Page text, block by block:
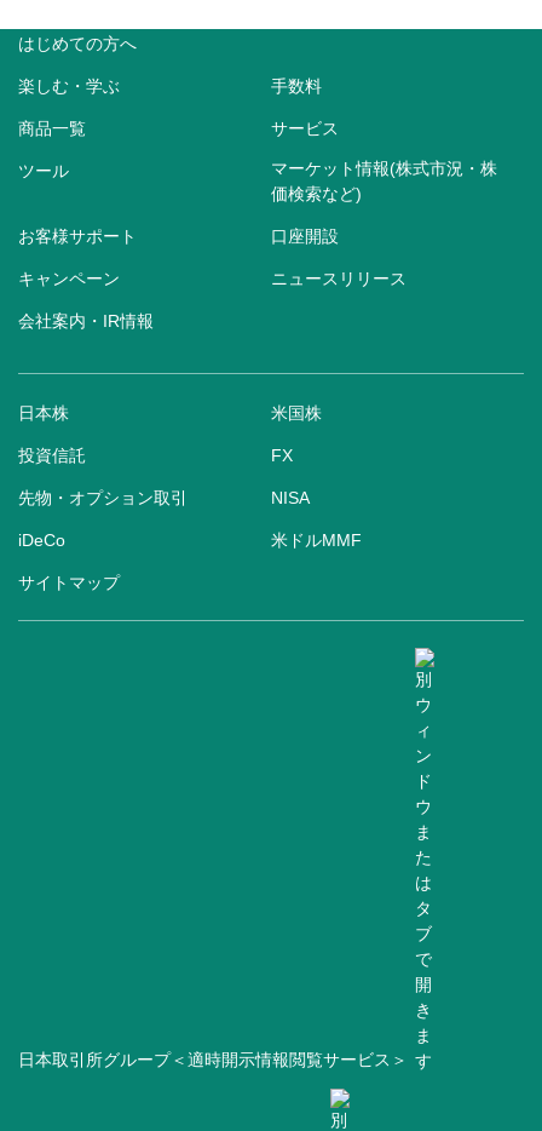
はじめての方へ
楽しむ・学ぶ 手数料
商品一覧 サービス
ツール
マーケット情報(株式市況・株
価検索など)
お客様サポート 口座開設
キャンペーン ニュースリリース
会社案内・IR情報
日本株 米国株
投資信託 FX
先物・オプション取引 NISA
iDeCo 米ドルMMF
サイトマップ
日本取引所グループ＜適時開示情報閲覧サービス＞